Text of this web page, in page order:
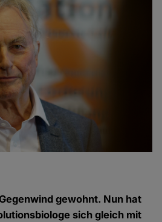
gewohnt. Nun hat
sich gleich mit